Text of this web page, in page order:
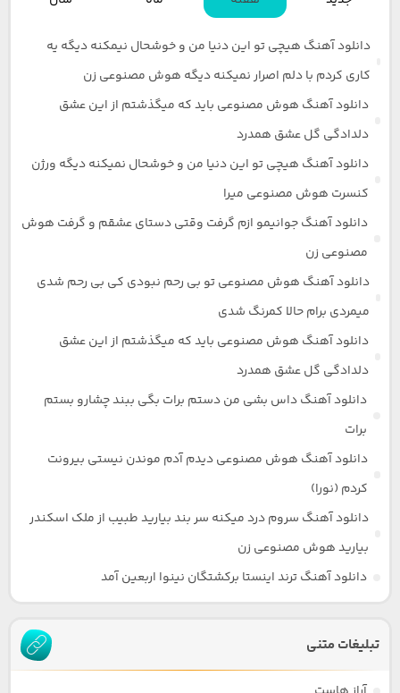
دانلود آهنگ هیچی تو این دنیا من و خوشحال نیمکنه دیگه یه
کاری کردم با دلم اصرار نمیکنه دیگه هوش مصنوعی زن
دانلود آهنگ هوش مصنوعی باید که میگذشتم از این عشق
دلدادگی گل عشق همدرد
دانلود آهنگ هیچی تو این دنیا من و خوشحال نمیکنه دیگه ورژن
کنسرت هوش مصنوعی میرا
دانلود آهنگ جوانیمو ازم گرفت وقتی دستای عشقم و گرفت هوش
مصنوعی زن
دانلود آهنگ هوش مصنوعی تو بی رحم نبودی کی بی رحم شدی
میمردی برام حالا کمرنگ شدی
دانلود آهنگ هوش مصنوعی باید که میگذشتم از این عشق
دلدادگی گل عشق همدرد
دانلود آهنگ داس بشی من دستم برات بگی ببند چشارو بستم
برات
دانلود آهنگ هوش مصنوعی دیدم آدم موندن نیستی بیرونت
کردم (نورا)
دانلود آهنگ سروم درد میکنه سر بند بیارید طبیب از ملک اسکندر
بیارید هوش مصنوعی زن
دانلود آهنگ ترند اینستا برکشتگان نینوا اربعین آمد
تبلیغات متنی